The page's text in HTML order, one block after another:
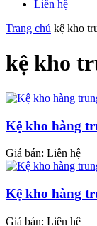
Liên hệ
Trang chủ kệ kho
kệ kho
Kệ kho hàng
Giá bán: Liên hệ
Kệ kho hàng
Giá bán: Liên hệ